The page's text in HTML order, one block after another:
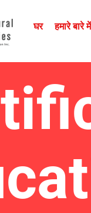
घर हमारे बारे में